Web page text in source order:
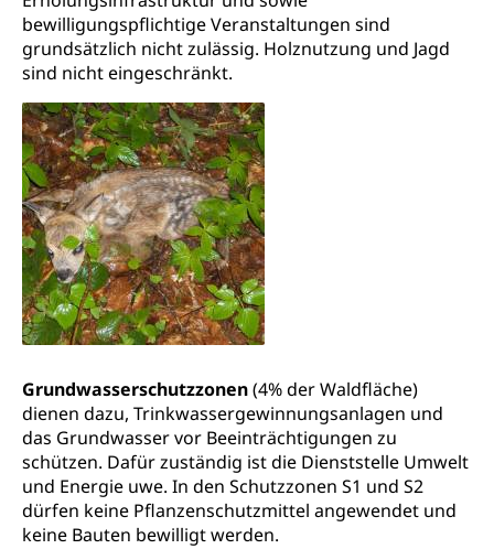
bewilligungspflichtige Veranstaltungen sind
grundsätzlich nicht zulässig. Holznutzung und Jagd
sind nicht eingeschränkt.
Grundwasserschutzzonen(4% der Waldfläche)
dienen dazu, Trinkwassergewinnungsanlagen und
das Grundwasser vor Beeinträchtigungen zu
schützen. Dafür zuständig ist die Dienststelle Umwelt
und Energie uwe. In den Schutzzonen S1 und S2
dürfen keine Pflanzenschutzmittel angewendet und
keine Bauten bewilligt werden.
Pflegeheimliste und freie Pflegeplätze
Betreuung von Angehörigen (WAS Luzern)
Kirche, Gottesdienst, Seelsorge,
Religionsgemeinschaft
Religionsvielfalt Im Kanton Luzern (unilu)
Religion (gruezi.lu.ch)
Sport
Freizeitaktivitäten, Schulsport, Spitzensport,
Breitensport, Jugend und Sport, Sportanlagen
Olympiateam Kanton Luzern
Offene Sporthallen
Gesundheitsförderung
Jugend+Sport
Sportförderung
Tiere
Haustiere, Heimtiere, Wildtiere, Veterinärmedizin,
Tiermedizin, Tierarzt, Tierschutz, Jagd, Fischerei,
Viehzucht
Tierschutz
Veterinärdienst
Wildtiere
Halten von Wildtieren
Haltung Heimtiere
Todesfall
Erbschaft, Todesschein, Todesanzeige,
Zivilstandsamt, Erben, Erbenliste
Ärztliche Todesbescheinigung
Sicherheit